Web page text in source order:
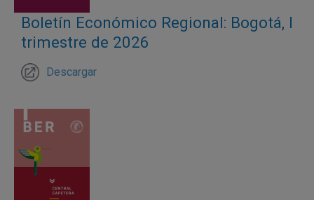
Boletín Económico Regional: Bogotá, I
trimestre de 2026
Descargar